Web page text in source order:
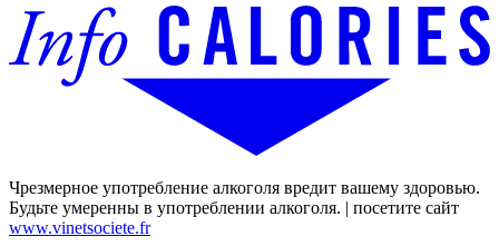
Чрезмерное употребление алкоголя вредит вашему здоровью.
Будьте умеренны в употреблении алкоголя. | посетите сайт
www.vinetsociete.fr